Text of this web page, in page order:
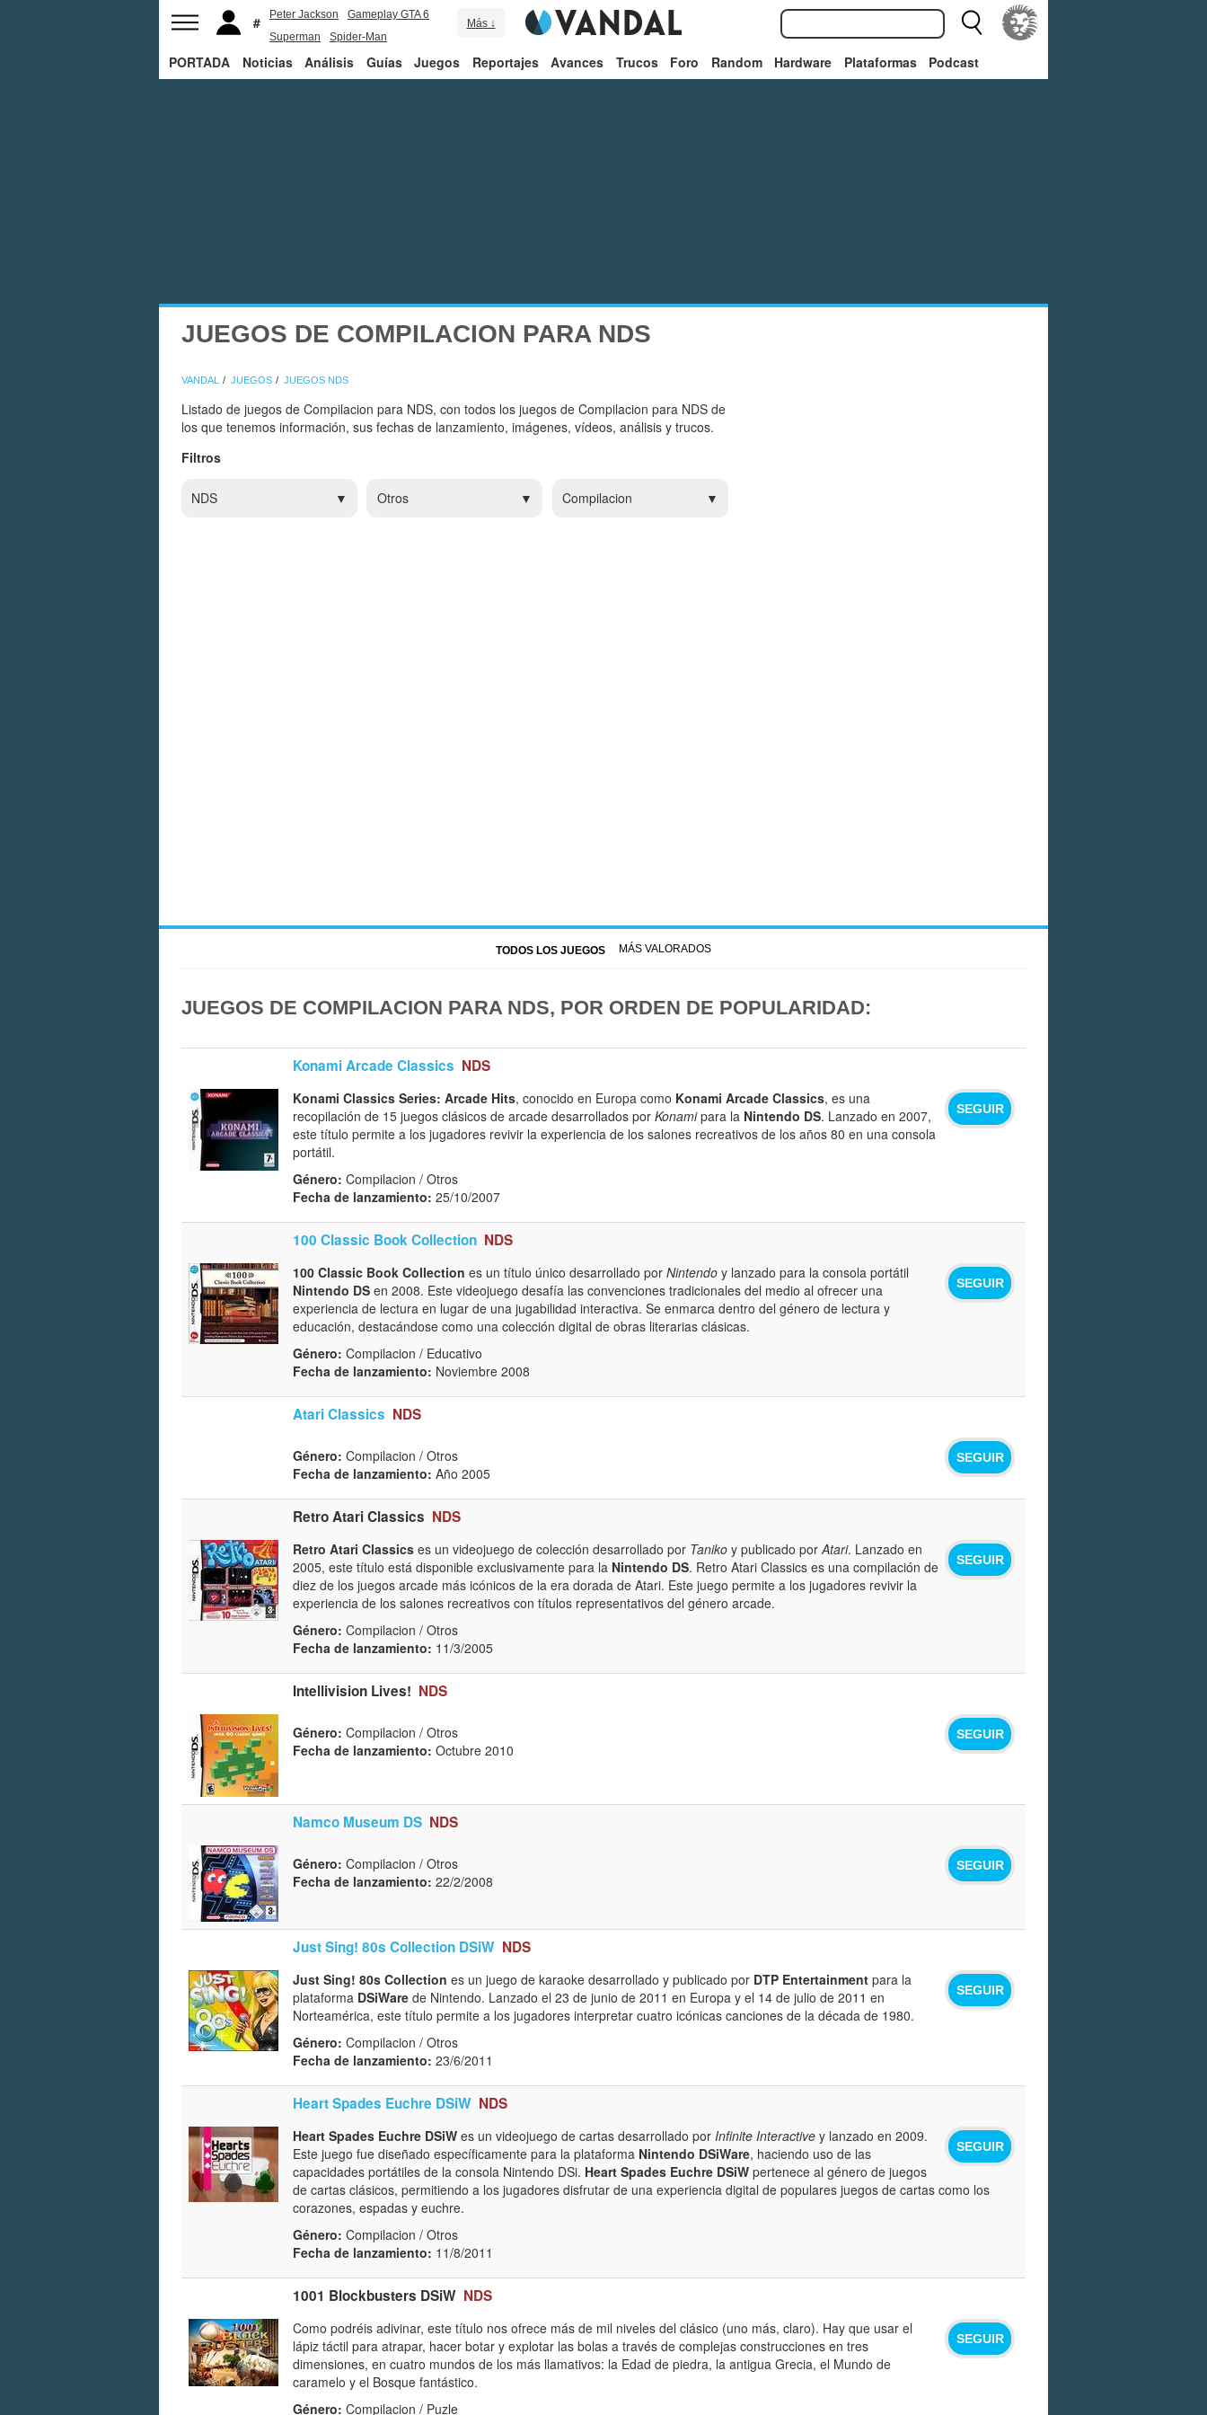
Peter Jackson
Gameplay GTA 6
Superman
Spider-Man
Más ↓
PORTADA Noticias Análisis Guías Juegos Reportajes Avances Trucos Foro Random Hardware Plataformas Podcast
JUEGOS DE COMPILACION PARA NDS
VANDAL JUEGOS JUEGOS NDS
Listado de juegos de Compilacion para NDS, con todos los juegos de Compilacion para NDS de
los que tenemos información, sus fechas de lanzamiento, imágenes, vídeos, análisis y trucos.
Filtros
NDS Otros Compilacion
TODOS LOS JUEGOS MÁS VALORADOS
JUEGOS DE COMPILACION PARA NDS, POR ORDEN DE POPULARIDAD:
Konami Arcade Classics NDS
SEGUIR
Konami Classics Series: Arcade Hits, conocido en Europa como Konami Arcade Classics, es una
recopilación de 15 juegos clásicos de arcade desarrollados por Konamipara la Nintendo DS. Lanzado en 2007,
este título permite a los jugadores revivir la experiencia de los salones recreativos de los años 80 en una consola
portátil.
Género: Compilacion / Otros
Fecha de lanzamiento: 25/10/2007
100 Classic Book Collection NDS
SEGUIR
100 Classic Book Collection es un título único desarrollado por Nintendo y lanzado para la consola portátil
Nintendo DS en 2008. Este videojuego desafía las convenciones tradicionales del medio al ofrecer una
experiencia de lectura en lugar de una jugabilidad interactiva. Se enmarca dentro del género de lectura y
educación, destacándose como una colección digital de obras literarias clásicas.
Género: Compilacion / Educativo
Fecha de lanzamiento: Noviembre 2008
Atari Classics NDS
SEGUIR
Género: Compilacion / Otros
Fecha de lanzamiento: Año 2005
Retro Atari Classics NDS
SEGUIR
Retro Atari Classics es un videojuego de colección desarrollado por Taniko y publicado por Atari. Lanzado en
2005, este título está disponible exclusivamente para la Nintendo DS. Retro Atari Classics es una compilación de
diez de los juegos arcade más icónicos de la era dorada de Atari. Este juego permite a los jugadores revivir la
experiencia de los salones recreativos con títulos representativos del género arcade.
Género: Compilacion / Otros
Fecha de lanzamiento: 11/3/2005
Intellivision Lives! NDS
SEGUIR
Género: Compilacion / Otros
Fecha de lanzamiento: Octubre 2010
Namco Museum DS NDS
SEGUIR
Género: Compilacion / Otros
Fecha de lanzamiento: 22/2/2008
Just Sing! 80s Collection DSiW NDS
SEGUIR
Just Sing! 80s Collection es un juego de karaoke desarrollado y publicado por DTP Entertainment para la
plataforma DSiWare de Nintendo. Lanzado el 23 de junio de 2011 en Europa y el 14 de julio de 2011 en
Norteamérica, este título permite a los jugadores interpretar cuatro icónicas canciones de la década de 1980.
Género: Compilacion / Otros
Fecha de lanzamiento: 23/6/2011
Heart Spades Euchre DSiW NDS
SEGUIR
Heart Spades Euchre DSiW es un videojuego de cartas desarrollado por Infinite Interactive y lanzado en 2009.
Este juego fue diseñado específicamente para la plataforma Nintendo DSiWare, haciendo uso de las
capacidades portátiles de la consola Nintendo DSi. Heart Spades Euchre DSiW pertenece al género de juegos
de cartas clásicos, permitiendo a los jugadores disfrutar de una experiencia digital de populares juegos de cartas como los
corazones, espadas y euchre.
Género: Compilacion / Otros
Fecha de lanzamiento: 11/8/2011
1001 Blockbusters DSiW NDS
SEGUIR
Como podréis adivinar, este título nos ofrece más de mil niveles del clásico (uno más, claro). Hay que usar el
lápiz táctil para atrapar, hacer botar y explotar las bolas a través de complejas construcciones en tres
dimensiones, en cuatro mundos de los más llamativos: la Edad de piedra, la antigua Grecia, el Mundo de
caramelo y el Bosque fantástico.
Género: Compilacion / Puzle